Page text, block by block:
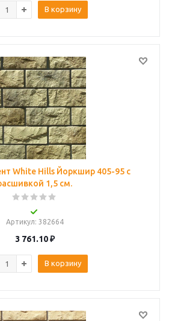
В корзину
White Hills Йоркшир 405-95 с
1,5 см.
Артикул: 382664
3 761.10₽
В корзину